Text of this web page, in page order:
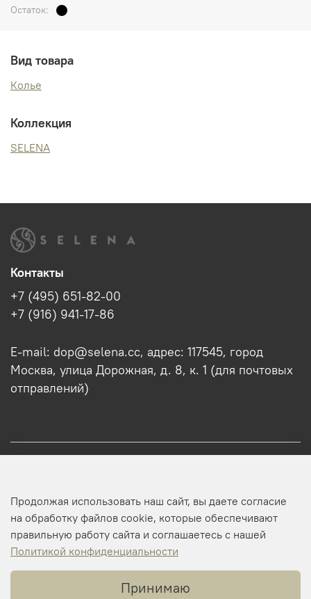
Остаток:
Вид товара
Колье
Коллекция
SELENA
Оптовикам
Профиль
Контакты
+7 (495) 651-82-00
+7 (916) 941-17-86
E-mail: dop@selena.cc, адрес: 117545, город
Москва, улица Дорожная, д. 8, к. 1 (для почтовых
отправлений)
Продолжая использовать наш сайт, вы даете согласие
на обработку файлов cookie, которые обеспечивают
правильную работу сайта и соглашаетесь с нашей
Политикой конфиденциальности
Принимаю